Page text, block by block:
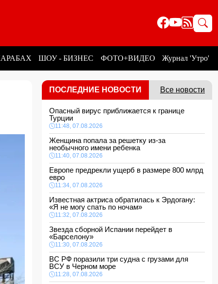
ШОУ - БИЗНЕС ФОТО+ВИДЕО Журнал 'Утро'
ПОСЛЕДНИЕ НОВОСТИ Все новости
Опасный вирус приближается к границе
Турции
11:48, 07.08.2026
Женщина попала за решетку из-за
необычного имени ребенка
11:40, 07.08.2026
Европе предрекли ущерб в размере 800 млрд
евро
11:34, 07.08.2026
Известная актриса обратилась к Эрдогану:
«Я не могу спать по ночам»
11:32, 07.08.2026
Звезда сборной Испании перейдет в
«Барселону»
11:30, 07.08.2026
ВС РФ поразили три судна с грузами для
ВСУ в Черном море
11:28, 07.08.2026